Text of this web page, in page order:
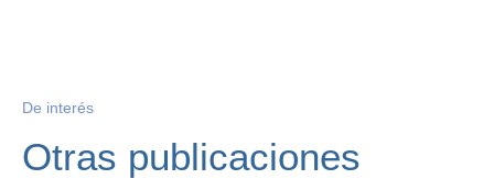
De interés
Otras publicaciones